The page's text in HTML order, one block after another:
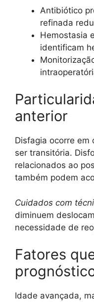
Antibiótico
refinada
Hemostasia
identificam
anterior
Disfagia ocorre em
ser transitória.
relacionados ao
também podem
Cuidados com
diminuem
necessidade de
Fatores
Idade avançada,